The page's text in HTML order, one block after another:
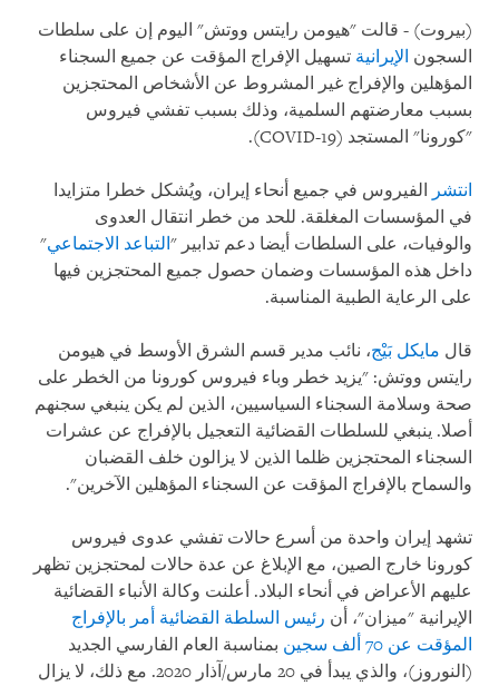
(بيروت) - قالت "هيومن رايتس ووتش" اليوم إن على سلطات
السجون الإيرانية تسهيل الإفراج المؤقت عن جميع السجناء
المؤهلين والإفراج غير المشروط عن الأشخاص المحتجزين
بسبب معارضتهم السلمية، وذلك بسبب تفشي فيروس
"كورونا" المستجد (COVID-19
).
انتشر
الفيروس في جميع أنحاء إيران، ويُشكل خطرا متزايدا
في المؤسسات المغلقة. للحد من خطر انتقال العدوى
والوفيات، على السلطات أيضا دعم تدابير " التباعد الاجتماعي"
داخل هذه المؤسسات وضمان حصول جميع المحتجزين فيها
على الرعاية الطبية المناسبة.
قال مايكل بَيْج، نائب مدير قسم الشرق الأوسط في هيومن
رايتس ووتش: "يزيد خطر وباء فيروس كورونا من الخطر على
صحة وسلامة السجناء السياسيين، الذين لم يكن ينبغي سجنهم
أصلا. ينبغي للسلطات القضائية التعجيل بالإفراج عن عشرات
السجناء المحتجزين ظلما الذين لا يزالون خلف القضبان
والسماح بالإفراج المؤقت عن السجناء المؤهلين الآخرين".
تشهد إيران واحدة من أسرع حالات تفشي عدوى فيروس
كورونا خارج الصين، مع الإبلاغ عن عدة حالات لمحتجزين تظهر
عليهم الأعراض في أنحاء البلاد. أعلنت وكالة الأنباء القضائية
الإيرانية "ميزان"، أن رئيس السلطة القضائية أمر بالإفراج
المؤقت عن 70 ألف سجين
بمناسبة العام الفارسي الجديد
(النوروز)، والذي يبدأ في 20 مارس/آذار 2020. مع ذلك، لا يزال